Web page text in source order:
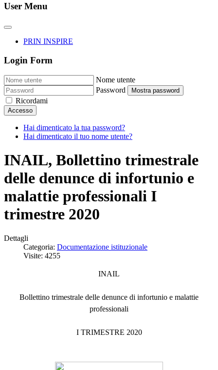
User Menu
PRIN INSPIRE
Login Form
Nome utente
Password
Mostra password
Ricordami
Accesso
Hai dimenticato la tua password?
Hai dimenticato il tuo nome utente?
INAIL, Bollettino trimestrale
delle denunce di infortunio e
malattie professionali I
trimestre 2020
Dettagli
Categoria: Documentazione istituzionale
Visite: 4255
INAIL
Bollettino trimestrale delle denunce di infortunio e malattie
professionali
I TRIMESTRE 2020